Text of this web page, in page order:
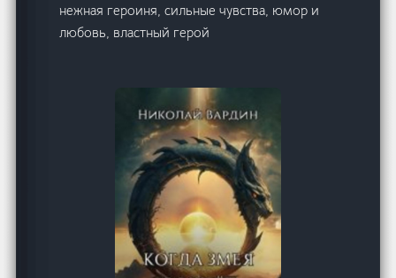
нежная героиня, сильные чувства, юмор и
любовь, властный герой